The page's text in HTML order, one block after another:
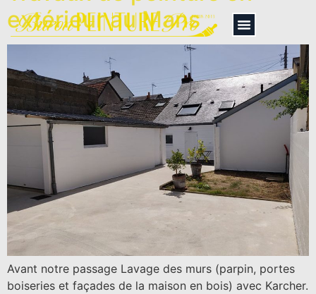
extérieur au Mans
Avant notre passage Lavage des murs (parpin, portes
boiseries et façades de la maison en bois) avec Karcher.